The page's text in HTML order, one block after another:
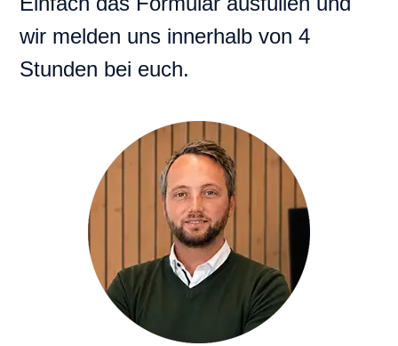
wir melden uns innerhalb von 4
Stunden bei euch.